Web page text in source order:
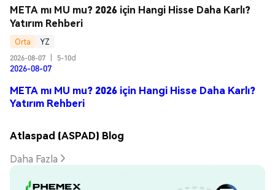
META mı MU mu? 2026 için Hangi Hisse Daha Karlı?
Yatırım Rehberi
Orta
YZ
2026-08-07
5-10d
2026-08-07
META mı MU mu? 2026 için Hangi Hisse Daha Karlı?
Yatırım Rehberi
Atlaspad (ASPAD) Blog
Daha Fazla